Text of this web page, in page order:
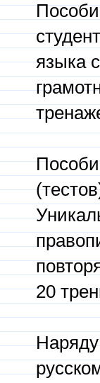
языка
20